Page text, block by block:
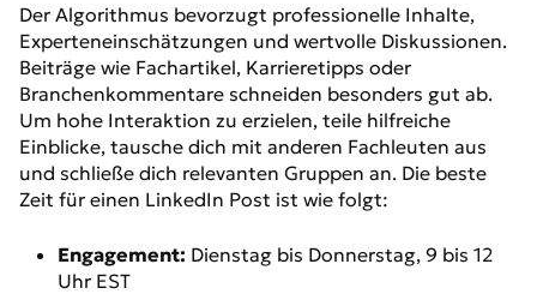
Der Algorithmus bevorzugt professionelle Inhalte,
Experteneinschätzungen und wertvolle Diskussionen.
Beiträge wie Fachartikel, Karrieretipps oder
Branchenkommentare schneiden besonders gut ab.
Um hohe Interaktion zu erzielen, teile hilfreiche
Einblicke, tausche dich mit anderen Fachleuten aus
und schließe dich relevanten Gruppen an. Die beste
Zeit für einen LinkedIn Post ist wie folgt:
Engagement: Dienstag bis Donnerstag, 9 bis 12
Uhr EST